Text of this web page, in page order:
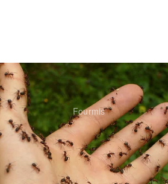
Fourmis